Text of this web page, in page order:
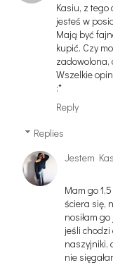
Kasiu, z tego
jesteś w
Mają być
kupić. Czy
zadowolona,
Wszelkie
:*
Reply
Replies
Jestem
Mam go
ściera się,
nosiłam
jeśli chodzi
naszyjniki,
nie